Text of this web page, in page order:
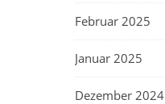
Februar 2025
Januar 2025
Dezember 2024